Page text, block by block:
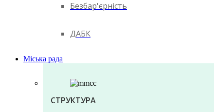
Безбар'єрність
ДАБК
Міська рада
СТРУКТУРА